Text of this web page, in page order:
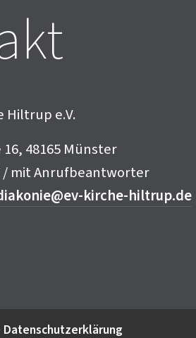
Hiltrup e.V.
48165 Münster
/ mit Anrufbeantworter
kirche-hiltrup.de
Datenschutzerklärung